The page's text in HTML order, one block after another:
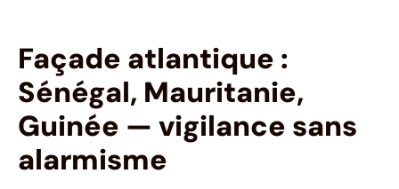
Façade atlantique :
Sénégal, Mauritanie,
Guinée — vigilance sans
alarmisme